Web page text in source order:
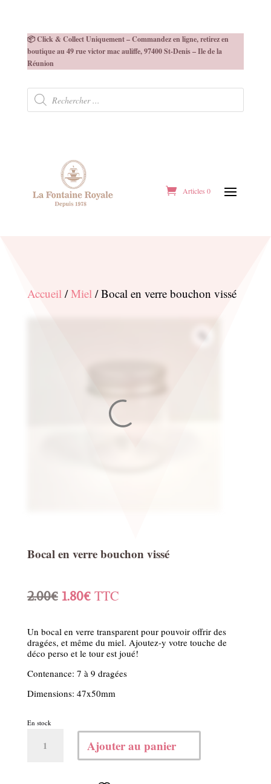
📦 Click & Collect Uniquement – Commandez en ligne, retirez en
boutique au 49 rue victor mac auliffe, 97400 St-Denis – Ile de la
Réunion
Recherche
produits
Articles 0
Accueil/Miel/ Bocal en verre bouchon vissé
Bocal en verre bouchon vissé
2.00€ Le
initial
2.00€.
1.80€Le
actuel
1.80€.
TTC
Un bocal en verre transparent pour pouvoir offrir des
dragées, et même du miel. Ajoutez-y votre touche de
déco perso et le tour est joué!
Contenance: 7 à 9 dragées
Dimensions: 47x50mm
En stock
Ajouter au panier